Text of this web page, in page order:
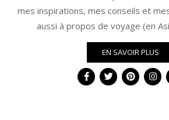
mes inspirations, mes conseils et
aussi à propos de voyage (en
EN SAVOIR PLUS